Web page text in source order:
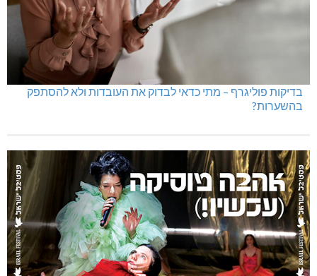
בדיקות פוליגרף – מתי כדאי לבדוק את העובדות ולא להסתפק
בהשערות?